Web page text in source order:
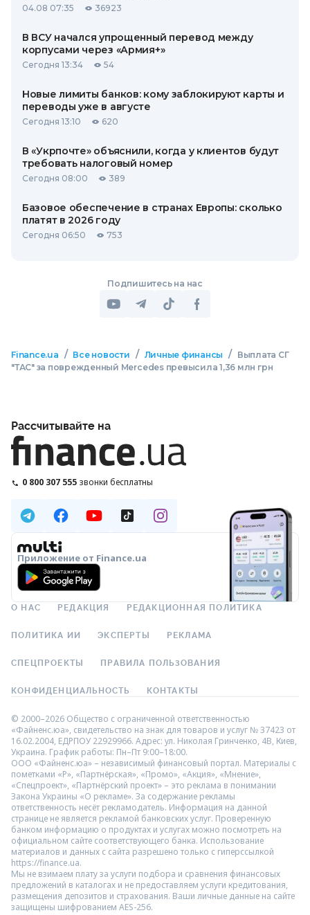
04.08 07:35 36923
В ВСУ начался упрощенный перевод между
корпусами через «Армия+»
Сегодня 13:34 54
Новые лимиты банков: кому заблокируют карты и
переводы уже в августе
Сегодня 13:10 620
В «Укрпочте» объяснили, когда у клиентов будут
требовать налоговый номер
Сегодня 08:00 389
Базовое обеспечение в странах Европы: сколько
платят в 2026 году
Сегодня 06:50 753
Подпишитесь на нас
Finance.ua / Все новости / Личные финансы /
Выплата СГ
"ТАС" за поврежденный Mercedes превысила 1,36 млн грн
Рассчитывайте на
0 800 307 555 звонки бесплатны
Приложение от Finance.ua
О НАС РЕДАКЦИЯ РЕДАКЦИОННАЯ ПОЛИТИКА
ПОЛИТИКА ИИ ЭКСПЕРТЫ РЕКЛАМА
СПЕЦПРОЕКТЫ ПРАВИЛА ПОЛЬЗОВАНИЯ
КОНФИДЕНЦИАЛЬНОСТЬ КОНТАКТЫ
© 2000–2026 Общество с ограниченной ответственностью
«Файненс.юа», свидетельство на знак для товаров и услуг № 37423 от
16.02.2004, ЕДРПОУ 22929966. Адрес: ул. Николая Гринченко, 4В, Киев,
Украина. График работы: Пн–Пт 9:00–18:00.
ООО «Файненс.юа» – независимый финансовый портал. Материалы с
пометками «Р», «Партнёрская», «Промо», «Акция», «Мнение»,
«Спецпроект», «Партнёрский проект» – это реклама в понимании
Закона Украины «О рекламе». За содержание рекламы
ответственность несёт рекламодатель. Информация на данной
странице не является рекламой банковских услуг. Проверенную
банком информацию о продуктах и услугах можно посмотреть на
официальном сайте соответствующего банка. Использование
материалов и данных с сайта разрешено только с гиперссылкой
https://finance.ua.
Мы не взимаем плату за услуги подбора и сравнения финансовых
предложений в каталогах и не предоставляем услуги кредитования,
размещения депозитов и страхования. Ваши личные данные на сайте
защищены шифрованием AES-256.